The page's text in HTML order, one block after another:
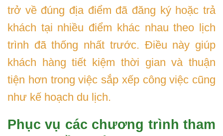
trở về đúng địa điểm đã đăng ký hoặc trả
khách tại nhiều điểm khác nhau theo lịch
trình đã thống nhất trước. Điều này giúp
khách hàng tiết kiệm thời gian và thuận
tiện hơn trong việc sắp xếp công việc cũng
như kế hoạch du lịch.
Phục vụ các chương trình tham